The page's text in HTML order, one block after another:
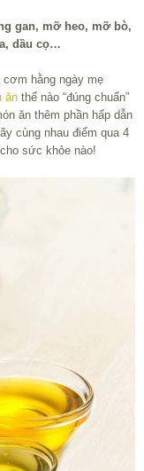
gan, mỡ heo, mỡ bò,
dầu cọ…
cơm hằng ngày mẹ
ăn thế nào “đúng chuẩn”
ăn thêm phần hấp dẫn
cùng nhau điểm qua 4
sức khỏe nào!